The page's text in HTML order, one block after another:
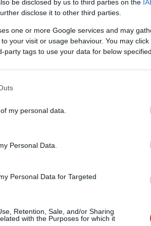
be disclosed by us to third parties on the
disclose it to other third parties.
one or more Google services and may
your visit or usage behaviour. You may
party tags to use your data for below
my personal data.
Personal Data.
Personal Data for Targeted
Retention, Sale, and/or Sharing
with the Purposes for which it
daudzviet gaidāms lietus –
plašākā teritorijas daļā.
līdz +18…+23 grādu atzīmei.
skaidrosies vien vietām.
un centrālajos rajonos
un pērkona
rīta sasniegs plašāka
valsts austrumos atnesot
iespējamība arī ļoti
mākoņiem tas var kļūt
grādiem.